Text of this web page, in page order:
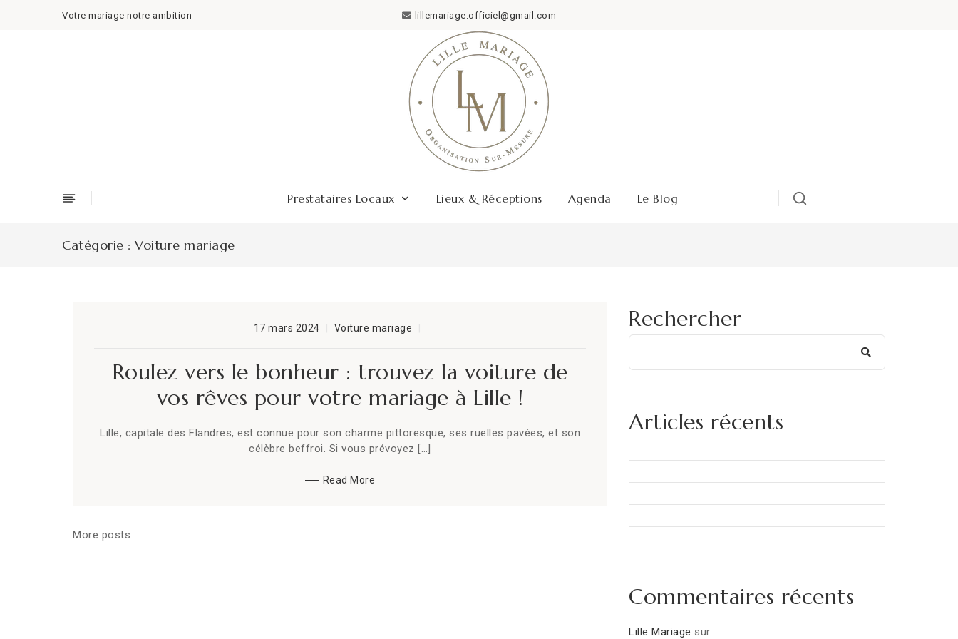
Votre mariage notre ambition lillemariage.officiel@gmail.com
Prestataires Locaux Lieux & Réceptions Agenda Le Blog
Catégorie : Voiture mariage
17 mars 2024 Voiture mariage
Roulez vers le bonheur : trouvez la voiture de
vos rêves pour votre mariage à Lille !
Lille, capitale des Flandres, est connue pour son charme pittoresque, ses ruelles pavées, et son
célèbre beffroi. Si vous prévoyez […]
Read More
More posts
Rechercher
Articles récents
Commentaires récents
Lille Mariage sur